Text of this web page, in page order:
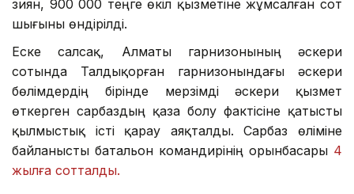
зиян, 900 000 теңге өкіл қызметіне жұмсалған сот
шығыны өндірілді.
Еске салсақ, Алматы гарнизонының әскери
сотында Талдықорған гарнизонындағы әскери
бөлімдердің бірінде мерзімді әскери қызмет
өткерген сарбаздың қаза болу фактісіне қатысты
қылмыстық істі қарау аяқталды. Сарбаз өліміне
байланысты батальон командирінің орынбасары 4
жылға сотталды.